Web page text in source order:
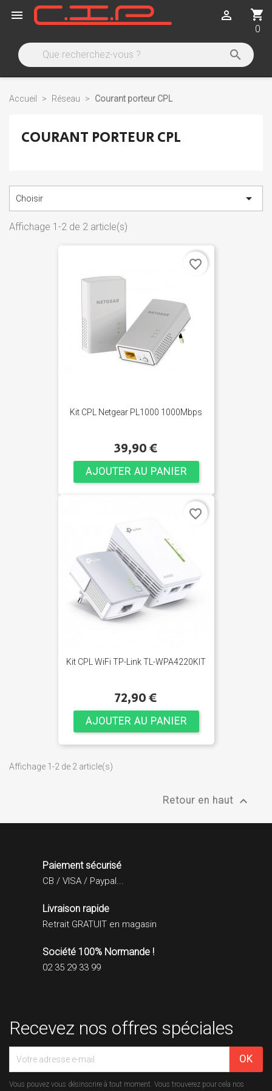
 shopping_cart
0


Accueil Réseau Courant porteur CPL
COURANT PORTEUR CPL
Choisir 
Affichage 1-2 de 2 article(s)
Kit CPL Netgear PL1000 1000Mbps
39,90 €
AJOUTER AU PANIER
favorite_border
Kit CPL WiFi TP-Link TL-WPA4220KIT
72,90 €
AJOUTER AU PANIER
favorite_border
Affichage 1-2 de 2 article(s)
Retour en haut 
Paiement sécurisé
CB / VISA / Paypal...
Livraison rapide
Retrait GRATUIT en magasin
Société 100% Normande !
02 35 29 33 99
Recevez nos offres spéciales
Vous pouvez vous désinscrire à tout moment. Vous trouverez pour cela nos